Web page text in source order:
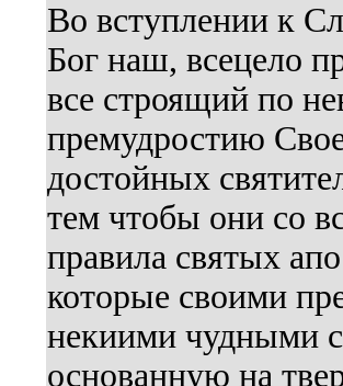
Во вступлении к
Бог наш, всецело
все строящий по
премудростию
достойных
тем чтобы они со
правила святых
которые своими
некиими чудными
основанную на